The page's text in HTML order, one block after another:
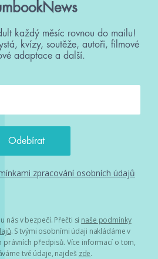
každý měsíc rovnou do mailu!
kvízy, soutěže, autoři, filmové
adaptace a další.
zpracování osobních údajů
nás v bezpečí. Přečti si naše podmínky
. S tvými osobními údaji nakládáme v
právních předpisů. Více informací o tom,
tvé údaje, najdeš zde.